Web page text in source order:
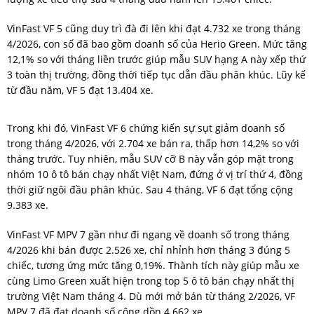
VinFast VF 5 cũng duy trì đà đi lên khi đạt 4.732 xe trong tháng
4/2026, con số đã bao gồm doanh số của Herio Green. Mức tăng
12,1% so với tháng liền trước giúp mẫu SUV hạng A này xếp thứ
3 toàn thị trường, đồng thời tiếp tục dẫn đầu phân khúc. Lũy kế
từ đầu năm, VF 5 đạt 13.404 xe.
Trong khi đó, VinFast VF 6 chứng kiến sự sụt giảm doanh số
trong tháng 4/2026, với 2.704 xe bán ra, thấp hơn 14,2% so với
tháng trước. Tuy nhiên, mẫu SUV cỡ B này vẫn góp mặt trong
nhóm 10 ô tô bán chạy nhất Việt Nam, đứng ở vị trí thứ 4, đồng
thời giữ ngôi đầu phân khúc. Sau 4 tháng, VF 6 đạt tổng cộng
9.383 xe.
VinFast VF MPV 7 gần như đi ngang về doanh số trong tháng
4/2026 khi bán được 2.526 xe, chỉ nhỉnh hơn tháng 3 đúng 5
chiếc, tương ứng mức tăng 0,19%. Thành tích này giúp mẫu xe
cùng Limo Green xuất hiện trong top 5 ô tô bán chạy nhất thị
trường Việt Nam tháng 4. Dù mới mở bán từ tháng 2/2026, VF